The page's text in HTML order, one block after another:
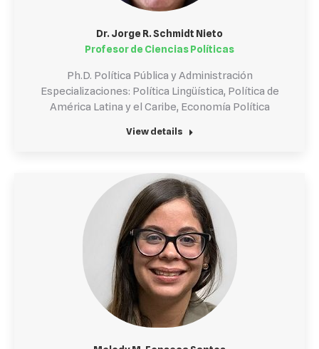
Dr. Jorge R. Schmidt Nieto
Profesor de Ciencias Políticas
Ph.D. Política Pública y Administración
Especializaciones: Política Lingüística, Política de
América Latina y el Caribe, Economía Política
View details